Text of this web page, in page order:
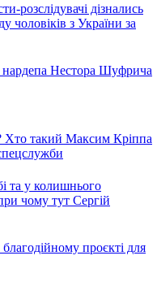
розслідувачі дізнались
чоловіків з України за
нардепа Нестора Шуфрича
Хто такий Максим Кріппа
та у колишнього
чому тут Сергій
проєкті для